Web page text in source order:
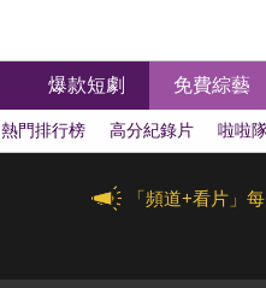
爆款短劇 免費綜藝
熱門排行榜 高分紀錄片 啦啦
「頻道+看片」